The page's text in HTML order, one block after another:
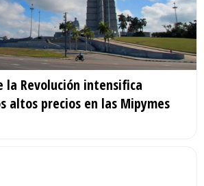
la Revolución intensifica
altos precios en las Mipymes